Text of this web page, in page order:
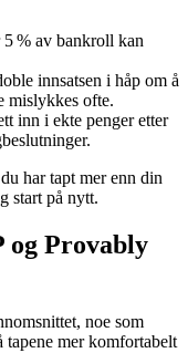
5 % av bankroll kan
innsatsen i håp om å
mislykkes ofte.
inn i ekte penger etter
har tapt mer enn din
start på nytt.
og Provably
noe som
tapene mer komfortabelt